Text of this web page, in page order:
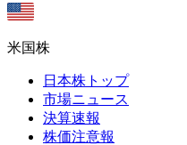
米国株
日本株トップ
市場ニュース
決算速報
株価注意報